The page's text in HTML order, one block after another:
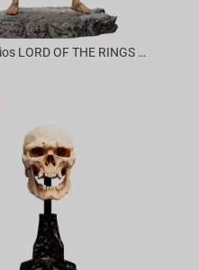
Iron Studios LORD OF THE RINGS - Sam Statue 1/10